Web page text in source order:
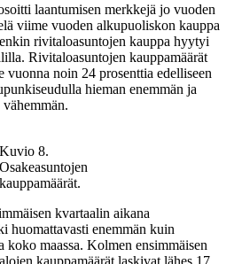
laantumisen merkkejä jo vuoden
viime vuoden alkupuoliskon kauppa
rivitaloasuntojen kauppa hyytyi
Rivitaloasuntojen kauppamäärät
vuonna noin 24 prosenttia edelliseen
hieman enemmän ja
Kuvio 8.
Osakeasuntojen
kauppamäärät.
kvartaalin aikana
huomattavasti enemmän kuin
koko maassa. Kolmen ensimmäisen
kauppamäärät laskivat lähes 17